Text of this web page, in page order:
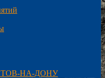
НА-ДОНУ